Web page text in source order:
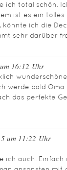
ich total schön.
ist es ein tolles
könnte ich die
sehr darüber
16:12 Uhr
werde bald
das perfekte
um 11:22 Uhr
ich auch.